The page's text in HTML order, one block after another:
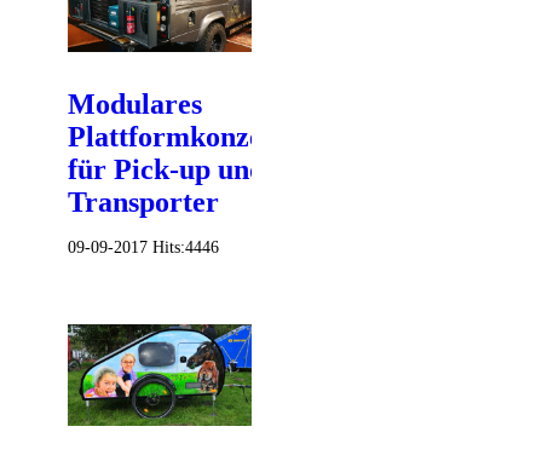
Modulares
Plattformkonzept
für Pick-up und
Transporter
09-09-2017 Hits:4446